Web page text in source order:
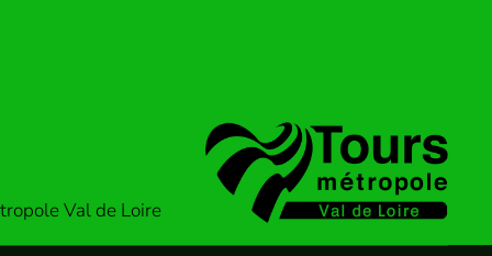
Val de Loire